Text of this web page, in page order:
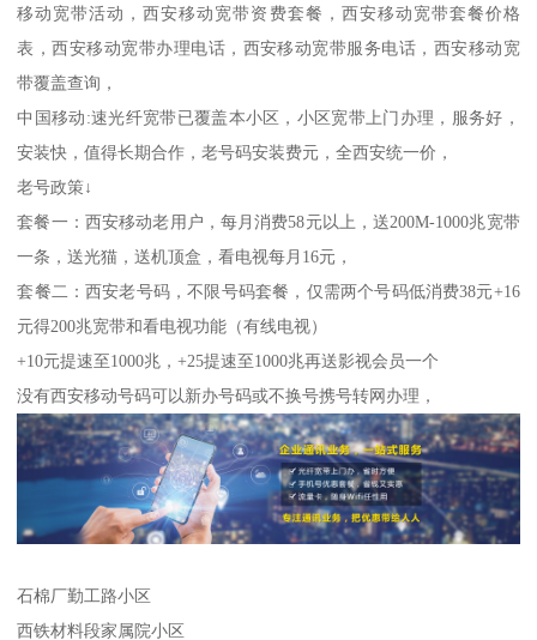
移动宽带活动，西安移动宽带资费套餐，西安移动宽带套餐价格
表，西安移动宽带办理电话，西安移动宽带服务电话，西安移动宽
带覆盖查询，
中国移动:速光纤宽带已覆盖本小区，小区宽带上门办理，服务好，
安装快，值得长期合作，老号码安装费元，全西安统一价，
老号政策↓
套餐一：西安移动老用户，每月消费58元以上，送200M-1000兆宽带
一条，送光猫，送机顶盒，看电视每月16元，
套餐二：西安老号码，不限号码套餐，仅需两个号码低消费38元+16
元得200兆宽带和看电视功能（有线电视）
+10元提速至1000兆，+25提速至1000兆再送影视会员一个
没有西安移动号码可以新办号码或不换号携号转网办理，
石棉厂勤工路小区
西铁材料段家属院小区